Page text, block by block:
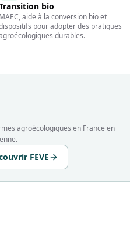
bio
MAEC, aide à la conversion bio et
pour adopter des pratiques
durables.
agroécologiques en France en
FEVE